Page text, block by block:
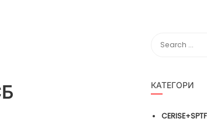
КАТЕГОРИ
CERISE+SPTF